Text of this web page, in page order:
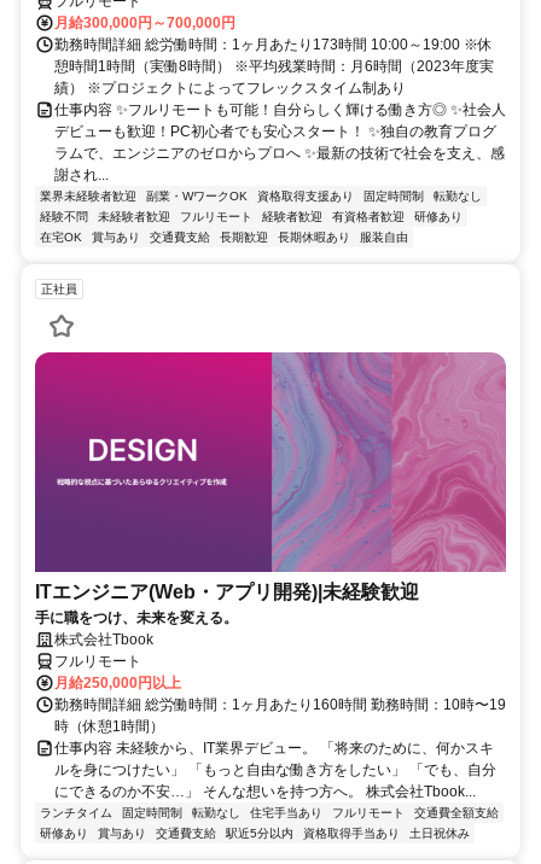
月給300,000円～700,000円
勤務時間詳細 総労働時間：1ヶ月あたり173時間 10:00～19:00 ※休
憩時間1時間（実働8時間） ※平均残業時間：月6時間（2023年度実
績） ※プロジェクトによってフレックスタイム制あり
仕事内容 ✨フルリモートも可能！自分らしく輝ける働き方◎ ✨社会人
デビューも歓迎！PC初心者でも安心スタート！ ✨独自の教育プログ
ラムで、エンジニアのゼロからプロへ ✨最新の技術で社会を支え、感
謝され...
業界未経験者歓迎 副業・WワークOK 資格取得支援あり 固定時間制
転勤なし
経験不問
未経験者歓迎 フルリモート 経験者歓迎 有資格者歓迎
研修あり
在宅OK
賞与あり 交通費支給 長期歓迎 長期休暇あり 服装自由
正社員
ITエンジニア(Web・アプリ開発)|未経験歓迎
手に職をつけ、未来を変える。
株式会社Tbook
フルリモート
月給250,000円以上
勤務時間詳細 総労働時間：1ヶ月あたり160時間 勤務時間：10時〜19
時（休憩1時間）
仕事内容 未経験から、IT業界デビュー。 「将来のために、何かスキ
ルを身につけたい」 「もっと自由な働き方をしたい」 「でも、自分
にできるのか不安…」 そんな想いを持つ方へ。 株式会社Tbook...
ランチタイム 固定時間制 転勤なし 住宅手当あり フルリモート
交通費全額支給
研修あり
賞与あり 交通費支給 駅近5分以内 資格取得手当あり 土日祝休み